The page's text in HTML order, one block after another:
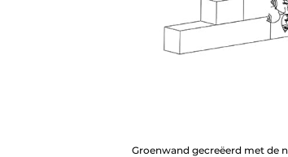
Groenwand gecreëerd met de